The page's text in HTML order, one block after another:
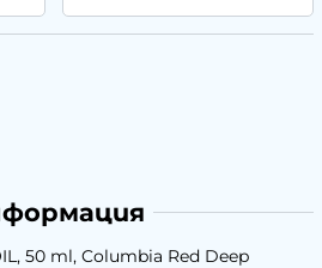
50 ml, Columbia Red Deep